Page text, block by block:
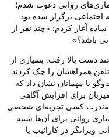
روانی دعوت شدم؛
برگزار شده بود.
آغاز کردم: «چند نفر از
باشد؟»
دست بالا رفت. بسیاری از
همراهشان را چک کردند.
با مهمانان نشان داد که
برای افزایش آگاهی
به‌ندرت کسی تجربه‌ای شخصی
روانی برای آن‌ها شبیه
در کارائیب یا